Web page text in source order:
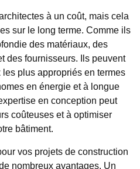
à un coût, mais cela
sur le long terme. Comme ils
des matériaux, des
des fournisseurs. Ils peuvent
plus appropriés en termes
en énergie et à longue
en conception peut
coûteuses et à optimiser
bâtiment.
vos projets de construction
nombreux avantages. Un